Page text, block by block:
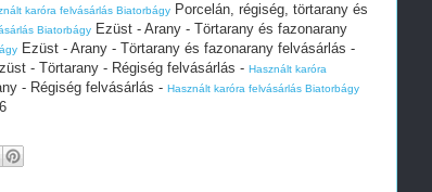
karóra felvásárlás Biatorbágy Porcelán, régiség, törtarany és
Biatorbágy Ezüst - Arany - Törtarany és fazonarany
Ezüst - Arany - Törtarany és fazonarany felvásárlás -
- Törtarany - Régiség felvásárlás - Használt karóra
- Régiség felvásárlás - Használt karóra felvásárlás Biatorbágy